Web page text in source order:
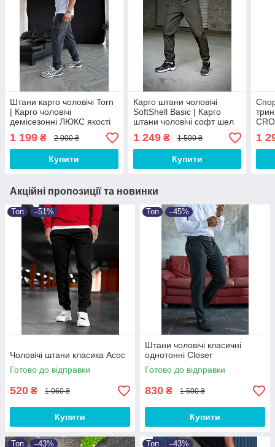
Штани карго чоловічі Torn
| Карго чоловічі
демісезонні ЛЮКС якості
1 199 ₴ 2 000 ₴
Купити
Карго штани чоловічі
SoftShell Basic | Карго
штани чоловічі софт шел
ЛЮКС якості
1 249₴ 1 500 ₴
Купити
1
Акційні пропозиції та новинки
Топ –51%
Чоловічі штани класика Асос
Готово до відправки
520 ₴ 1 060 ₴
Купити
Топ –45%
Штани чоловічі класичні
однотонні Closer
Готово до відправки
830 ₴ 1 500 ₴
Купити
Топ –43% Топ –43%